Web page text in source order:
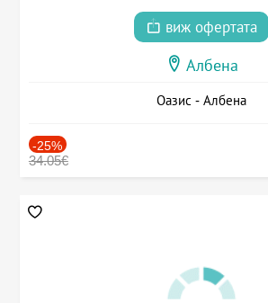
виж офертата
Албена
Оазис - Албена
-25%
34.05€